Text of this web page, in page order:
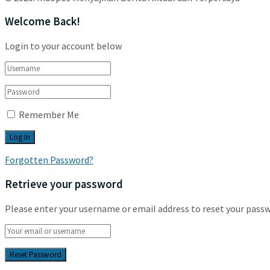
Welcome Back!
Login to your account below
Remember Me
Forgotten Password?
Retrieve your password
Please enter your username or email address to reset your